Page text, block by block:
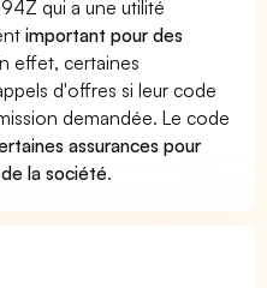
qui a une utilité
important pour des
effet, certaines
d'offres si leur code
demandée. Le code
assurances pour
la société.